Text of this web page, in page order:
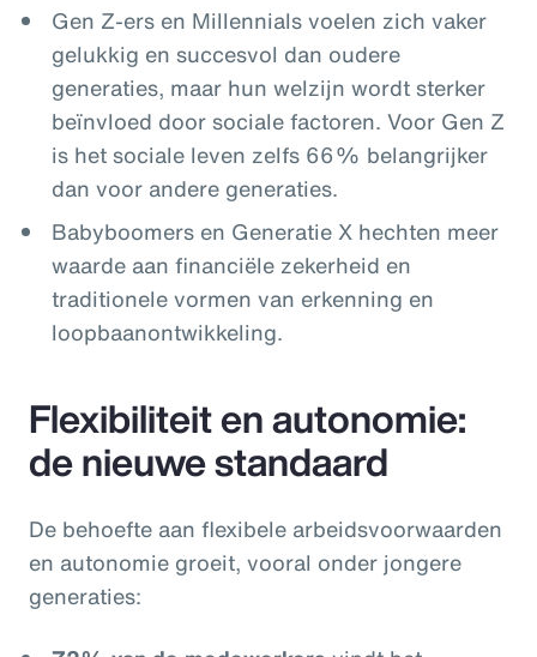
Gen Z-ers en Millennials voelen zich vaker
gelukkig en succesvol dan oudere
generaties, maar hun welzijn wordt sterker
beïnvloed door sociale factoren. Voor Gen Z
is het sociale leven zelfs 66% belangrijker
dan voor andere generaties.
Babyboomers en Generatie X hechten meer
waarde aan financiële zekerheid en
traditionele vormen van erkenning en
loopbaanontwikkeling.
Flexibiliteit en autonomie:
de nieuwe standaard
De behoefte aan flexibele arbeidsvoorwaarden
en autonomie groeit, vooral onder jongere
generaties: